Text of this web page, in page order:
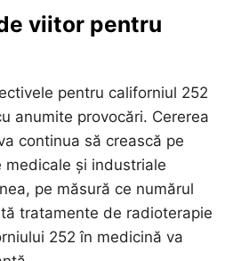
viitor pentru
pentru californiul 252
anumite provocări. Cererea
continua să crească pe
medicale și industriale
pe măsură ce numărul
tratamente de radioterapie
252 în medicină va